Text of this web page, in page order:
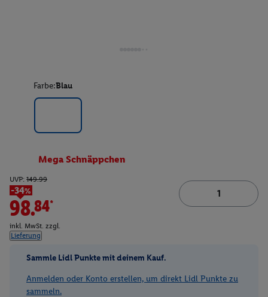
Farbe:Blau
Mega Schnäppchen
UVP: 149.99
-34%
98.84*
inkl. MwSt. zzgl.
Lieferung
Sammle Lidl Punkte mit deinem Kauf.
Anmelden oder Konto erstellen, um direkt Lidl Punkte zu
sammeln.